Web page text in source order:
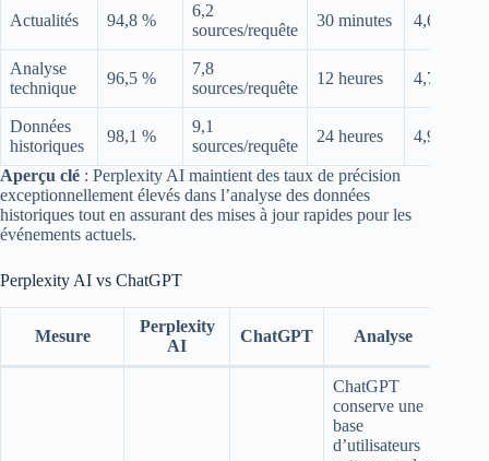
Actualités 94,8 %
6,2
sources/requête
30 minutes 4,6/5
Analyse
technique
96,5 %
7,8
sources/requête
12 heures 4,7/5
Données
historiques
98,1 %
9,1
sources/requête
24 heures 4,9/5
Aperçu clé : Perplexity AI maintient des taux de précision
exceptionnellement élevés dans l’analyse des données
historiques tout en assurant des mises à jour rapides pour les
événements actuels.
Perplexity AI vs ChatGPT
Mesure
Perplexity
AI
ChatGPT Analyse
ChatGPT
conserve une
base
d’utilisateurs